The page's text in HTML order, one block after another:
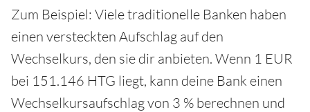
Zum Beispiel: Viele traditionelle Banken haben
einen versteckten Aufschlag auf den
Wechselkurs, den sie dir anbieten. Wenn 1 EUR
bei 151.146 HTG liegt, kann deine Bank einen
Wechselkursaufschlag von 3 % berechnen und